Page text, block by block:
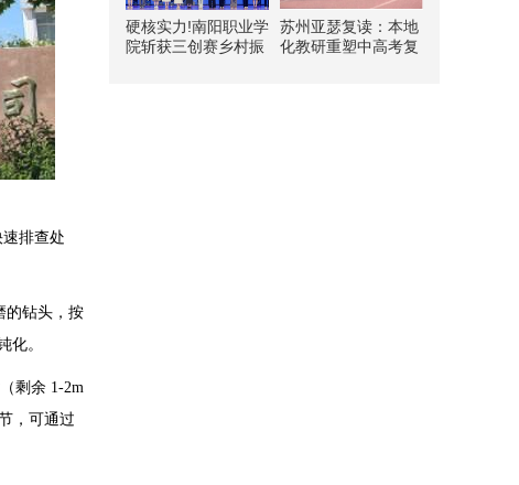
排查处
的钻头，按
化。
剩余 1-2m
，可通过
硬核实力!南阳职业学
院斩获三创赛乡村振
苏州亚瑟复读：本地
化教研重塑中高考复